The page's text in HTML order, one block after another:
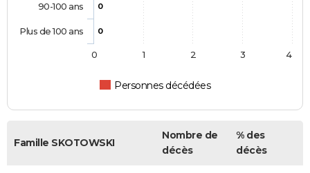
0
0
Personnes décédées
90-100 ans
Plus de 100 ans
0 1 2 3 4
Famille SKOTOWSKI
Nombre de
décès
% des
décès